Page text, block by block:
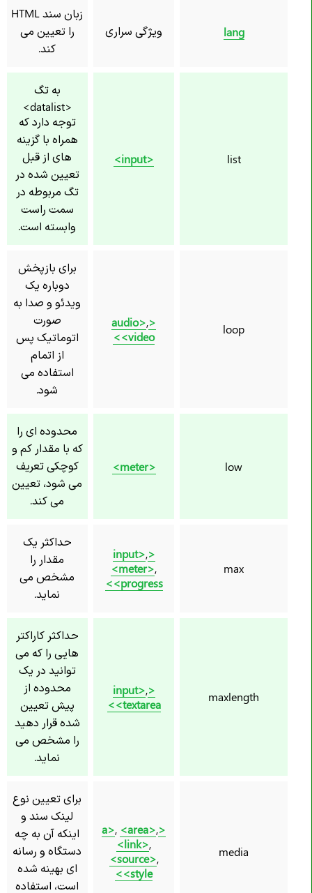
lang ویژگی سراری
زبان سند HTML
را تعیین می
کند.
list
<input>
به تگ
<datalist>
توجه دارد که
همراه با گزینه
های از قبل
تعیین شده در
تگ مربوطه در
سمت راست
وابسته است.
loop
<audio>
,
<video>
برای بازپخش
دوباره یک
ویدئو و صدا به
صورت
اتوماتیک پس
از اتمام
استفاده می
شود.
low
<meter>
محدوده ای را
که با مقدار کم و
کوچکی تعریف
می شود، تعیین
می کند.
max
<input>
,
<meter>,
<progress>
حداکثر یک
مقدار را
مشخص می
نماید.
maxlength
<input>
,
<textarea>
حداکثر کاراکتر
هایی را که می
توانید در یک
محدوده از
پیش تعیین
شده قرار دهید
را مشخص می
نماید.
media
<a>
, <area>,
<link>,
<source>,
<style>
برای تعیین نوع
لینک سند و
اینکه آن به چه
دستگاه و رسانه
ای بهینه شده
است، استفاده